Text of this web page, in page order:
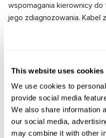
This website uses cookies
We use cookies to
provide social media
We also share information
our social media,
may combine it with other
wspomagania kierownicy do
jego zdiagnozowania. Kabel
między testerem a
elektrycznego zapewnione
Producent:MSG Equipment